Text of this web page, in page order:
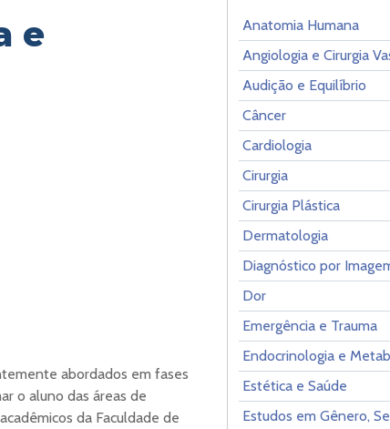
e
abordados em fases
o aluno das áreas de
da Faculdade de
Anatomia Humana
Angiologia e Cirurgia
Audição e Equilíbrio
Câncer
Cardiologia
Cirurgia
Cirurgia Plástica
Dermatologia
Diagnóstico por
Dor
Emergência e Trauma
Endocrinologia e
Estética e Saúde
Estudos em Gênero,